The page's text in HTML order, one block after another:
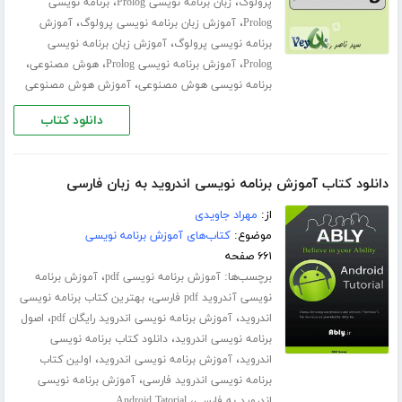
پرولوگ زبان برنامه نویسی Prolog
برنامه نویسی
Prolog،آموزش زبان برنامه نویسی پرولوگ،آموزش
برنامه نویسی پرولوگ،آموزش زبان برنامه نویسی
Prolog،آموزش برنامه نویسی Prolog ،هوش مصنوعی،
برنامه نویسی هوش مصنوعی،آموزش هوش مصنوعی
دانلود کتاب
دانلود کتاب آموزش برنامه نویسی اندروید به زبان فارسی
از: مهراد جاویدی
موضوع:کتاب‌های آموزش برنامه نویسی
۶۶۱ صفحه
برچسب‌ها:آموزش برنامه نویسی pdf ،آموزش برنامه
نویسی آندروید pdf فارسی
،بهترین کتاب برنامه نویسی
اندروید،آموزش برنامه نویسی اندروید رایگان pdf ، اصول
برنامه نویسی اندروید،دانلود کتاب برنامه نویسی
اندروید،آموزش برنامه نویسی اندروید، اولین کتاب
برنامه نویسی اندروید فارسی،آموزش برنامه نویسی